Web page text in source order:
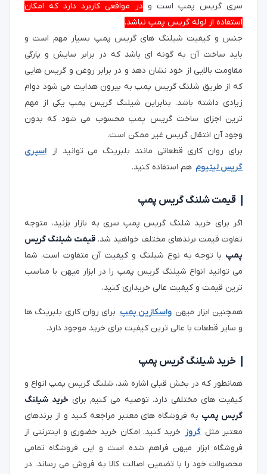
سری گریس پمپ است و در مواقعی کاربرد دارد که امکان
استفاده از لوله گریس پمپ نباشد.
جنس و کیفیت شیلنگ های گریس پمپ بسیار مهم است و
باید ساخت آن به گونه ای باشد که در برابر سایش و پارگی
مقاومت بالایی از خود نشان دهد و در برابر روغن و گریس هایی
که از طریق شلنگ گریس پمپ به بیرون هدایت می شود دوام
زیادی داشته باشد. بنابراین شیلنگ گریس پمپ یکی از مهم
ترین اجزای ساخت گریس پمپ محسوب می شود که بدون
وجود آن انتقال گریس غیر ممکن است.
برای روان کاری قطعاتی مانند بلبرینگ می توانید از
اسپری
گریس لیتیوم هم استفاده کنید.
قیمت شلنگ گریس پمپ
اگر برای خرید شلنگ گریس پمپ سری به بازار بزنید، متوجه
تفاوت قیمت برندهای مختلف خواهید شد. قیمت شیلنگ گریس
پمپ با توجه به نوع شیلنگ و کیفیت آن متفاوت است. شما
می توانید انواع شیلنگ گریس پمپ را در ابزار میهن با مناسب
ترین قیمت و کیفیت عالی خریداری کنید.
همچنین ابزار میهن واسکازین پمپ برای روان کاری بلبرینگ ها
و سایر قطعات با عالی ترین کیفیت برای خرید موجود دارد.
خرید شیلنگ گریس پمپ
همانطور که در بخش قبلی اشاره شد، شلنگ گریس پمپ انواع و
کیفیت های مختلفی دارد. توصیه می کنیم برای خرید شیلنگ
گریس پمپ به فروشگاه های معتبر مراجعه کنید و از برندهای
معتبر مثل گروز خرید کنید. امکان خرید حضوری و اینترنتی از
فروشگاه ابزار میهن فراهم شده است و این فروشگاه تمامی
محصولات خود را با تضمین اصالت کالا به فروش می رساند. در